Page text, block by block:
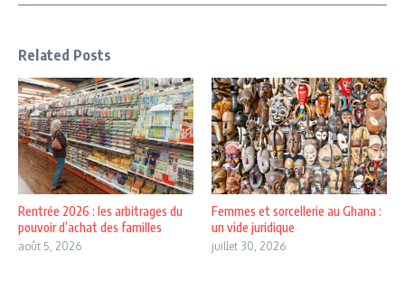
Related Posts
Rentrée 2026 : les arbitrages du
pouvoir d’achat des familles
août 5, 2026
Femmes et sorcellerie au Ghana :
un vide juridique
juillet 30, 2026